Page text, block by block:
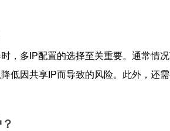
，多IP配置的选择至关重要。通常情
低因共享IP而导致的风险。此外，还